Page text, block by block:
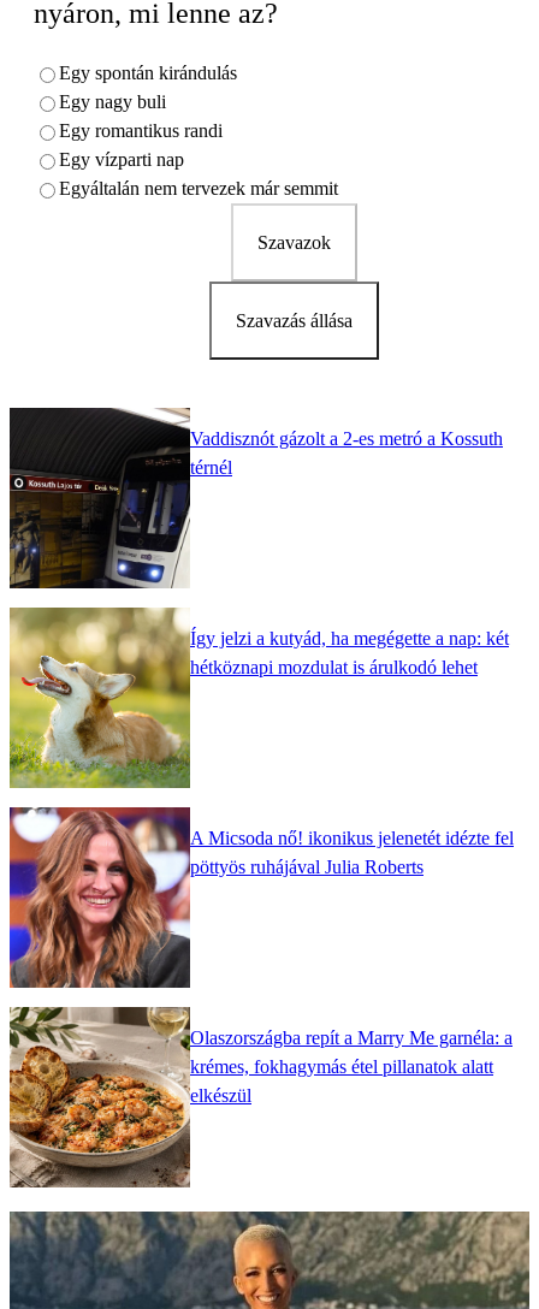
nyáron, mi lenne az?
Egy spontán kirándulás
Egy nagy buli
Egy romantikus randi
Egy vízparti nap
Egyáltalán nem tervezek már semmit
Szavazok
Szavazás állása
Vaddisznót gázolt a 2-es metró a Kossuth
térnél
Így jelzi a kutyád, ha megégette a nap: két
hétköznapi mozdulat is árulkodó lehet
A Micsoda nő! ikonikus jelenetét idézte fel
pöttyös ruhájával Julia Roberts
Olaszországba repít a Marry Me garnéla: a
krémes, fokhagymás étel pillanatok alatt
elkészül